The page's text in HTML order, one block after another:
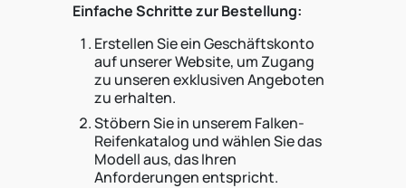
Einfache Schritte zur Bestellung:
Erstellen Sie ein Geschäftskonto
auf unserer Website, um Zugang
zu unseren exklusiven Angeboten
zu erhalten.
Stöbern Sie in unserem Falken-
Reifenkatalog und wählen Sie das
Modell aus, das Ihren
Anforderungen entspricht.